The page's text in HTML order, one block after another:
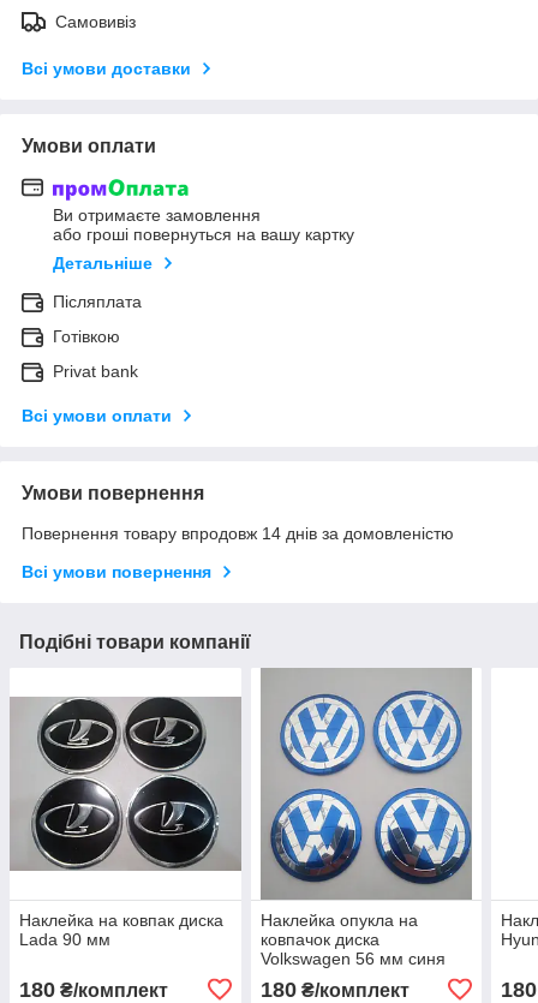
Самовивіз
Всі умови доставки
Умови оплати
Ви отримаєте замовлення
або гроші повернуться на вашу картку
Детальніше
Післяплата
Готівкою
Privat bank
Всі умови оплати
Умови повернення
Повернення товару впродовж 14 днів за домовленістю
Всі умови повернення
Подібні товари компанії
Наклейка на ковпак диска
Lada 90 мм
180 ₴/комплект
Наклейка опукла на
ковпачок диска
Volkswagen 56 мм синя
180₴/комплект 180